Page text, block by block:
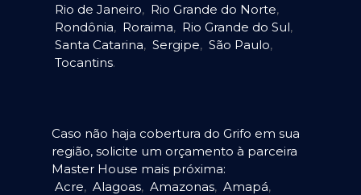
Rio de Janeiro, Rio Grande do Norte,
Rondônia, Roraima, Rio Grande do Sul,
Santa Catarina, Sergipe, São Paulo,
Tocantins.
Caso não haja cobertura do Grifo em sua
região, solicite um orçamento à parceira
Master House mais próxima:
Acre, Alagoas, Amazonas, Amapá,